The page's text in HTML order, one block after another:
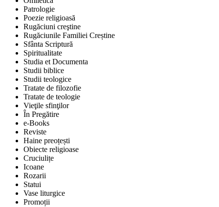
Patrologie
Poezie religioasă
Rugăciuni creştine
Rugăciunile Familiei Creștine
Sfânta Scriptură
Spiritualitate
Studia et Documenta
Studii biblice
Studii teologice
Tratate de filozofie
Tratate de teologie
Vieţile sfinţilor
În Pregătire
e-Books
Reviste
Haine preoțești
Obiecte religioase
Cruciulițe
Icoane
Rozarii
Statui
Vase liturgice
Promoții